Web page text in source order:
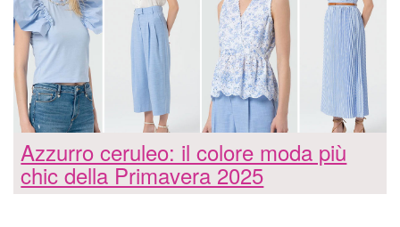
Azzurro ceruleo: il colore moda più
chic della Primavera 2025